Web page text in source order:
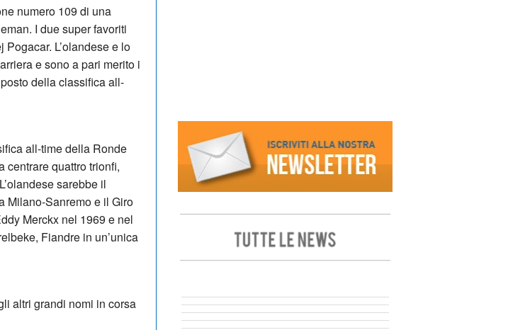
numero 109 di una
I due super favoriti
L’olandese e lo
e sono a pari merito i
della classifica all-
all-time della Ronde
centrare quattro trionfi,
sarebbe il
Milano-Sanremo e il Giro
Merckx nel 1969 e nel
Fiandre in un’unica
altri grandi nomi in corsa